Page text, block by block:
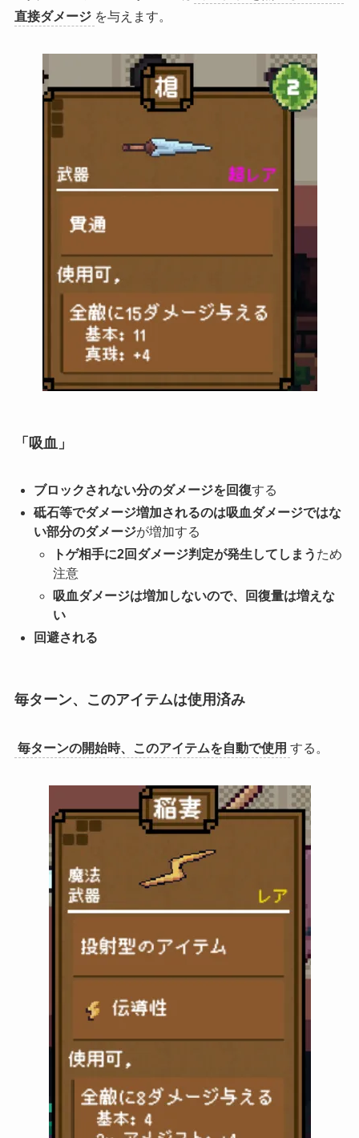
直接ダメージ を与えます。
「吸血」
ブロックされない分のダメージを回復する
砥石等でダメージ増加されるのは吸血ダメージではな
い部分のダメージが増加する
トゲ相手に2回ダメージ判定が発生してしまう ため
注意
吸血ダメージは増加しないので、回復量は増えな
い
回避される
毎ターン、このアイテムは使用済み
毎ターンの開始時、このアイテムを自動で使用 する。